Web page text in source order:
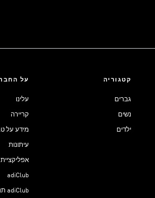
קטגוריה
גברים
נשים
ילדים
על
עלינו
קריירה
מידע על
עיתונות
adiClub
adiClub תנאים והתניות